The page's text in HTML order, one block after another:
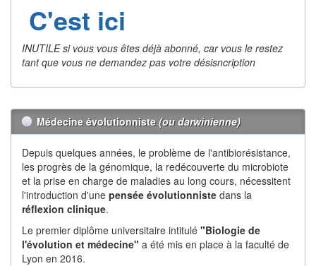
C'est ici
INUTILE si vous vous êtes déjà abonné, car vous le restez
tant que vous ne demandez pas votre désisncription
Médecine évolutionniste (ou darwinienne)
Depuis quelques années, le problème de l'antibiorésistance,
les progrès de la génomique, la redécouverte du microbiote
et la prise en charge de maladies au long cours, nécessitent
l'introduction d'une pensée évolutionniste dans la
réflexion clinique.
Le premier diplôme universitaire intitulé "Biologie de
l'évolution et médecine" a été mis en place à la faculté de
Lyon en 2016.